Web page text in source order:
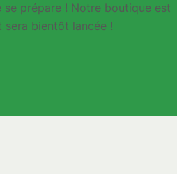
se prépare ! Notre boutique est
sera bientôt lancée !